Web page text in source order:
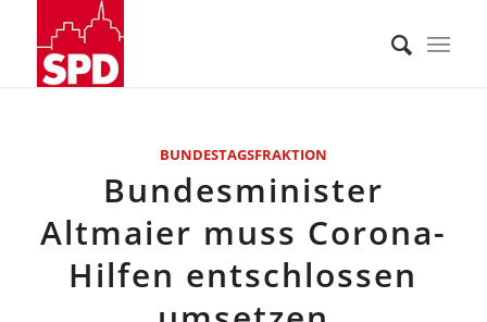
BUNDESTAGSFRAKTION
Bundesminister
Altmaier muss Corona-
Hilfen entschlossen